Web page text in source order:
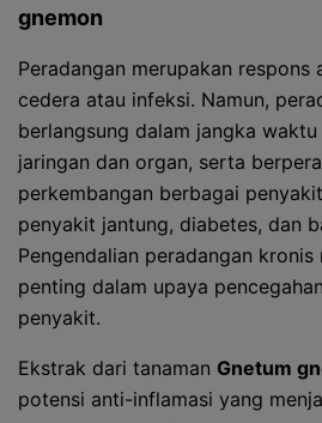
gnemon
Peradangan merupakan respons
cedera atau infeksi. Namun,
berlangsung dalam jangka
jaringan dan organ, serta
perkembangan berbagai
penyakit jantung, diabetes, dan
Pengendalian peradangan
penting dalam upaya
penyakit.
Ekstrak dari tanaman Gnetum
potensi anti-inflamasi yang